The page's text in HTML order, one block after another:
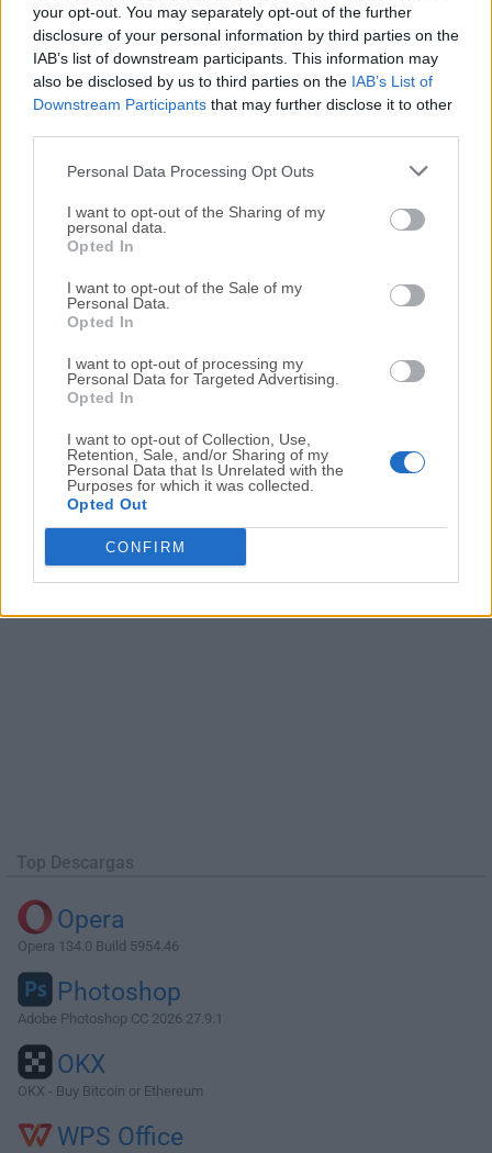
your opt-out. You may separately opt-out of the further
disclosure of your personal information by third parties on the
IAB’s list of downstream participants. This information may
also be disclosed by us to third parties on the IAB’s List of
Downstream Participants that may further disclose it to other
Personal Data Processing Opt Outs
I want to opt-out of the Sharing of my
personal data.
Opted In
I want to opt-out of the Sale of my
Personal Data.
Opted In
I want to opt-out of processing my
Personal Data for Targeted Advertising.
Opted In
I want to opt-out of Collection, Use,
Retention, Sale, and/or Sharing of my
Personal Data that Is Unrelated with the
Purposes for which it was collected.
Opted Out
CONFIRM
Universal Media Server 7.0.1
Fecha Publicado: 15 abr.. 2018 (hace 8 años)
Universal Media Server 7.0.0
Universal Media Server 6.7.1
Universal Media Server 6.7.0
Universal Media Server 6.6.0
Fecha Publicado: 27 feb.. 2017 (hace 9 años)
Universal Media Server 6.5.1
Fecha Publicado: 03 oct.. 2016 (hace 10 años)
1 ... 3 4
Top Descargas
Opera
Opera 134.0 Build 5954.46
Photoshop
Adobe Photoshop CC 2026 27.9.1
OKX
OKX - Buy Bitcoin or Ethereum
WPS Office